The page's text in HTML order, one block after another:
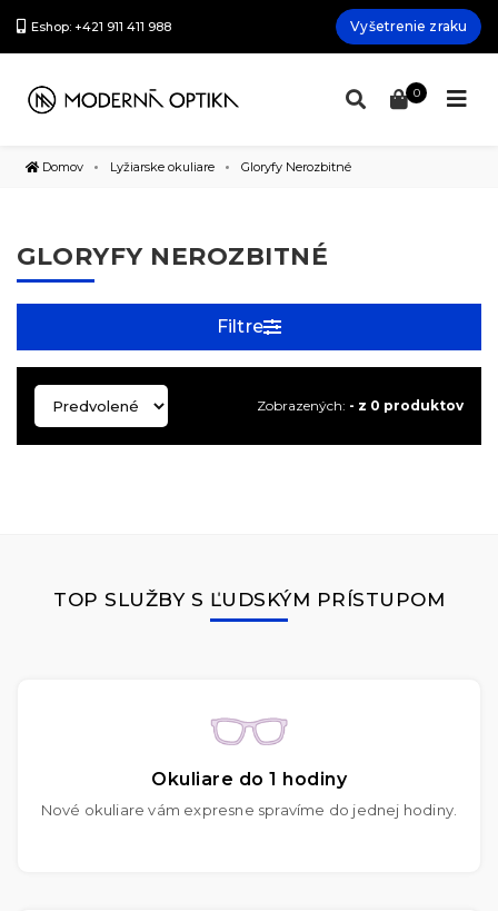
Eshop: +421 911 411 988 Vyšetrenie zraku
0
Domov Lyžiarske okuliare Gloryfy Nerozbitné
GLORYFY NEROZBITNÉ
Filtre
Zobrazených: - z 0 produktov
TOP SLUŽBY S ĽUDSKÝM PRÍSTUPOM
Okuliare do 1 hodiny
Nové okuliare vám expresne spravíme do jednej hodiny.